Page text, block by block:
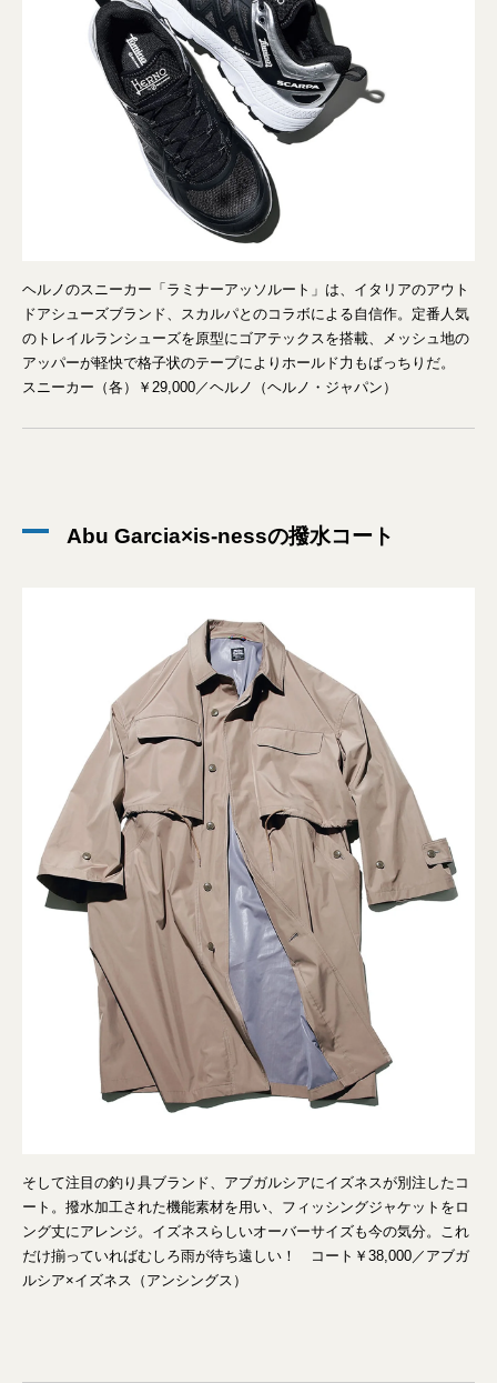
ヘルノのスニーカー「ラミナーアッソルート」は、イタリアのアウト
ドアシューズブランド、スカルパとのコラボによる自信作。定番人気
のトレイルランシューズを原型にゴアテックスを搭載、メッシュ地の
アッパーが軽快で格子状のテープによりホールド力もばっちりだ。
スニーカー（各）￥29,000／ヘルノ（ヘルノ・ジャパン）
Abu Garcia×is-nessの撥水コート
そして注目の釣り具ブランド、アブガルシアにイズネスが別注したコ
ート。撥水加工された機能素材を用い、フィッシングジャケットをロ
ング丈にアレンジ。イズネスらしいオーバーサイズも今の気分。これ
だけ揃っていればむしろ雨が待ち遠しい！ コート￥38,000／アブガ
ルシア×イズネス（アンシングス）